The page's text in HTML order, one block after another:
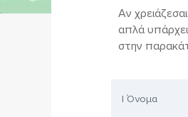
Αν
απλά
στην